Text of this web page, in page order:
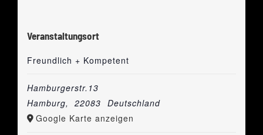
Veranstaltungsort
Freundlich + Kompetent
Hamburgerstr.13
Hamburg, 22083 Deutschland
Google Karte anzeigen